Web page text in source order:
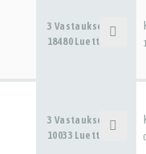
3 Vastaukset
18480 Luettu
3 Vastaukset
10033 Luettu